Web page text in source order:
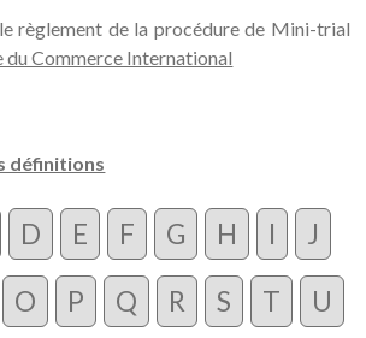
règlement de la procédure de Mini-trial
du Commerce International
définitions
D E F G H I J
O P Q R S T U